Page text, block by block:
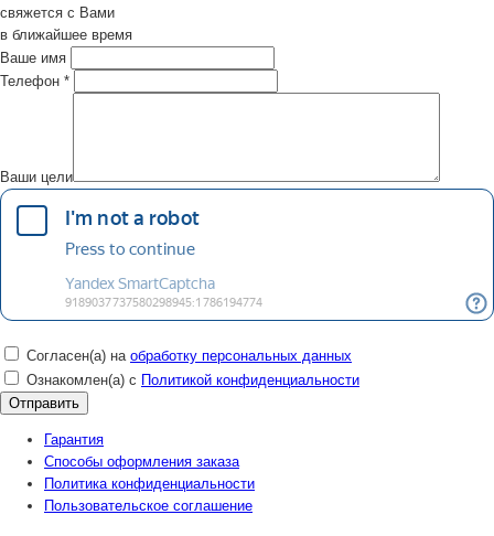
свяжется с Вами
в ближайшее время
Ваше имя
Телефон *
Ваши цели
Согласен(а) на обработку персональных данных
Ознакомлен(а) с Политикой конфиденциальности
Гарантия
Способы оформления заказа
Политика конфиденциальности
Пользовательское соглашение